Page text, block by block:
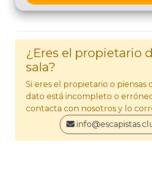
¿Eres el propietario
sala?
Si eres el propietario o piensas
dato está incompleto o
contacta con nosotros y lo